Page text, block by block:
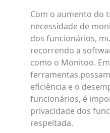
Com o aumento do
necessidade de
dos funcionários,
recorrendo a
como o Monitoo.
ferramentas
eficiência e o
funcionários, é
privacidade dos
respeitada.